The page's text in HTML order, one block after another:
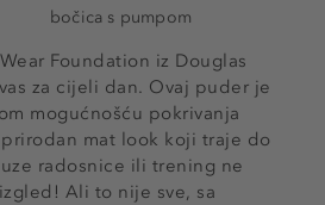
Foundation iz Douglas
za cijeli dan. Ovaj puder je
mogućnošću pokrivanja
mat look koji traje do
radosnice ili trening ne
Ali to nije sve, sa
bočica s pumpom